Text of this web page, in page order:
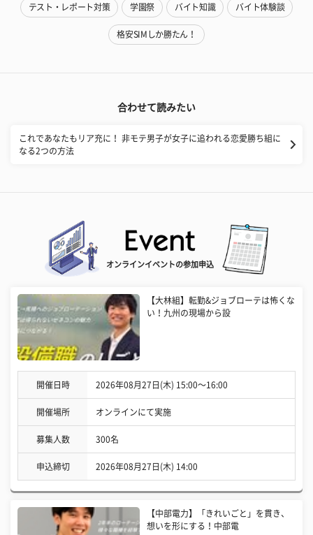
テスト・レポート対策 学園祭 バイト知識 バイト体験談
格安SIMしか勝たん！
合わせて読みたい
これであなたもリア充に！ 非モテ男子が女子に追われる恋愛勝ち組に
なる2つの方法
オンラインイベントの参加申込
【大林組】転勤&ジョブローテは怖くな
い！九州の現場から設
開催日時 2026年08月27日(木) 15:00〜16:00
開催場所 オンラインにて実施
募集人数 300名
申込締切 2026年08月27日(木) 14:00
【中部電力】「きれいごと」を貫き、
想いを形にする！中部電